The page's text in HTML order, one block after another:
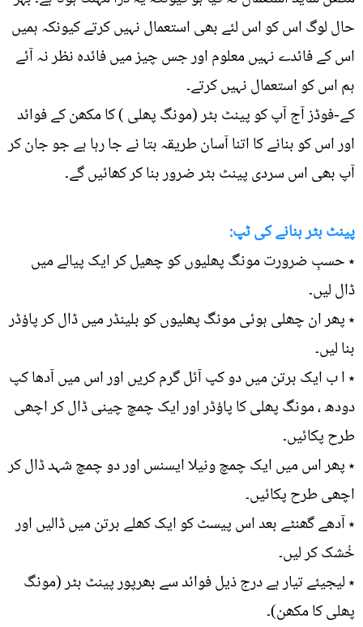
حال لوگ اس کو اس لئے بھی استعمال نہیں کرتے کیونکہ ہمیں
اس کے فائدے نہیں معلوم اور جس چیز میں فائدہ نظر نہ آئے
ہم اس کو استعمال نہیں کرتے۔
کے-فوڈز آج آپ کو پینٹ بٹر (مونگ پھلی ) کا مکھن کے فوائد
اور اس کو بنانے کا اتنا آسان طریقہ بتا نے جا رہا ہے جو جان کر
آپ بھی اس سردی پینٹ بٹر ضرور بنا کر کھائیں گے۔
پینٹ بٹر بنانے کی ٹپ:
٭ حسبِ ضرورت مونگ پھلیوں کو چھیل کر ایک پیالے میں
ڈال لیں۔
٭ پھر ان چھلی ہوئی مونگ پھلیوں کو بلینڈر میں ڈال کر پاؤڈر
بنا لیں۔
٭ ا ب ایک برتن میں دو کپ آئل گرم کریں اور اس میں آدھا کپ
دودھ ، مونگ پھلی کا پاؤڈر اور ایک چمچ چینی ڈال کر اچھی
طرح پکائیں۔
٭ پھر اس میں ایک چمچ ونیلا ایسنس اور دو چمچ شہد ڈال کر
اچھی طرح پکائیں۔
٭ آدھے گھنٹے بعد اس پیسٹ کو ایک کھلے برتن میں ڈالیں اور
خُشک کر لیں۔
٭ لیجیئے تیار ہے درج ذیل فوائد سے بھرپور پینٹ بٹر (مونگ
پھلی کا مکھن)۔